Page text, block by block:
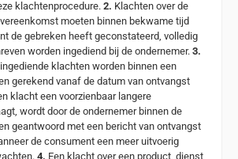
klachtenprocedure.2. Klachten over de
moeten binnen bekwame tijd
de gebreken heeft geconstateerd, volledig
worden ingediend bij de ondernemer. 3.
klachten worden binnen een
gerekend vanaf de datum van ontvangst
klacht een voorzienbaar langere
wordt door de ondernemer binnen de
geantwoord met een bericht van ontvangst
de consument een meer uitvoerig
4. Een klacht over een product, dienst